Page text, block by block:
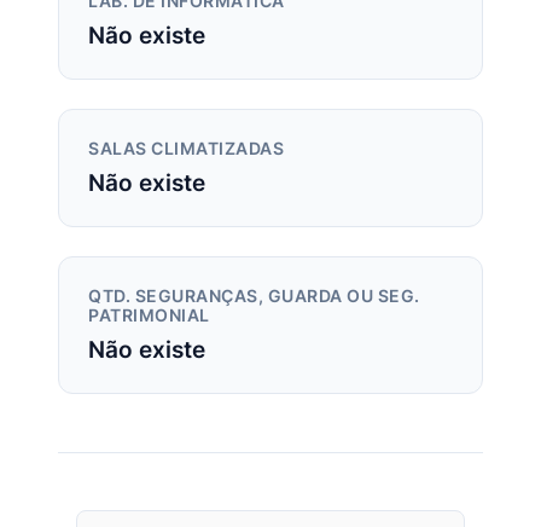
Não existe
SALAS CLIMATIZADAS
Não existe
QTD. SEGURANÇAS, GUARDA OU SEG.
PATRIMONIAL
Não existe